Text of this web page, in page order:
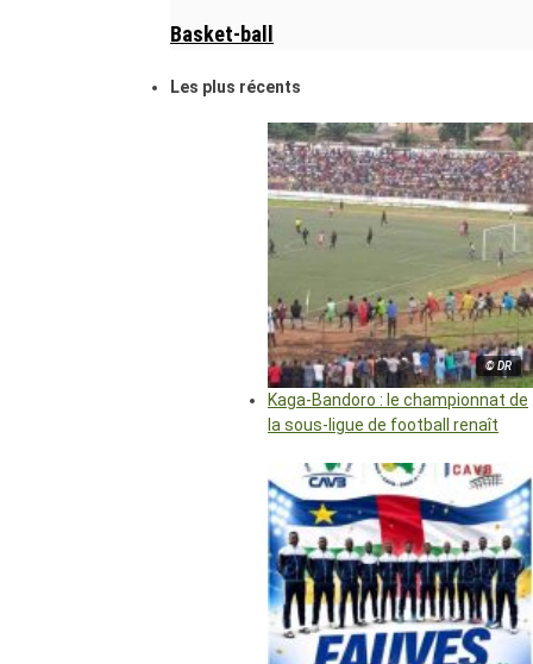
Basket-ball
Les plus récents
© DR
Kaga-Bandoro : le championnat de
la sous-ligue de football renaît